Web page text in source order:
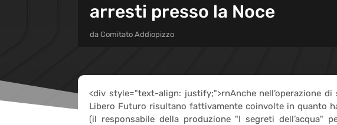
arresti presso la Noce
da Comitato Addiopizzo
<div style="text-align: justify;">rnAnche nell’operazione
Libero Futuro risultano fattivamente coinvolte in quanto
(il responsabile della produzione "I segreti dell’acqua"